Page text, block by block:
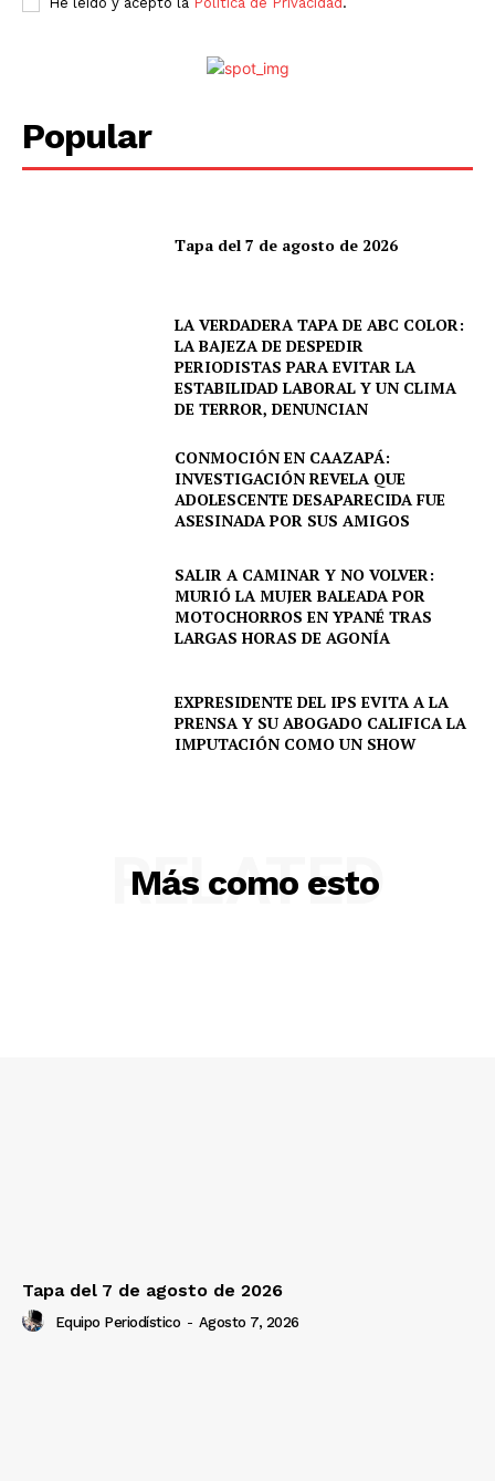
Popular
Tapa del 7 de agosto de 2026
LA VERDADERA TAPA DE ABC COLOR:
LA BAJEZA DE DESPEDIR
PERIODISTAS PARA EVITAR LA
ESTABILIDAD LABORAL Y UN CLIMA
DE TERROR, DENUNCIAN
CONMOCIÓN EN CAAZAPÁ:
INVESTIGACIÓN REVELA QUE
ADOLESCENTE DESAPARECIDA FUE
ASESINADA POR SUS AMIGOS
SALIR A CAMINAR Y NO VOLVER:
MURIÓ LA MUJER BALEADA POR
MOTOCHORROS EN YPANÉ TRAS
LARGAS HORAS DE AGONÍA
EXPRESIDENTE DEL IPS EVITA A LA
PRENSA Y SU ABOGADO CALIFICA LA
IMPUTACIÓN COMO UN SHOW
Más como esto
RELATED
Tapa del 7 de agosto de 2026
Equipo Periodístico - Agosto 7, 2026